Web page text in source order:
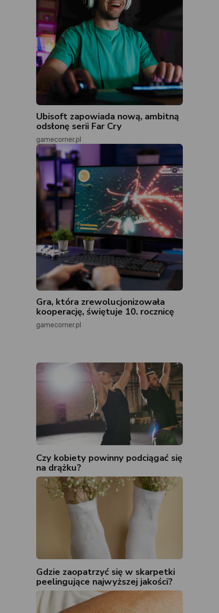
Ubisoft zapowiada nową, ambitną
odsłonę serii Far Cry
gamecorner.pl
Gra, która zrewolucjonizowała
kooperację, świętuje 10. rocznicę
gamecorner.pl
Czy kobiety powinny podciągać się
na drążku?
Gdzie zaopatrzyć się w skarpetki
peelingujące najwyższej jakości?